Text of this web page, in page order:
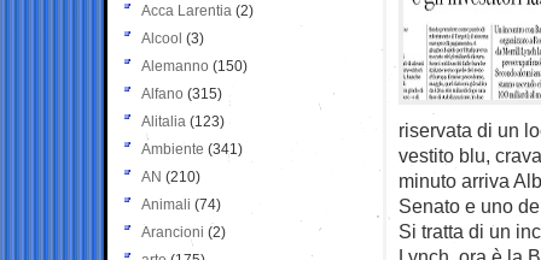
riservata di un
vestito blu,
minuto arriva
Senato e uno
Si tratta di un
Acca Larentia (2)
Alcool (3)
Alemanno (150)
Alfano (315)
Alitalia (123)
Ambiente (341)
AN (210)
Animali (74)
Arancioni (2)